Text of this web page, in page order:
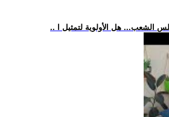
الشعب... هل الأولوية لتمثيل ا